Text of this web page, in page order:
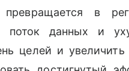
в
поток данных и
целей и